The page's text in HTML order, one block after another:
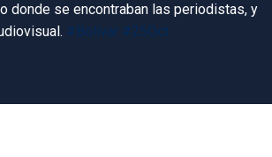
donde se encontraban las periodistas, y
#Bolívar #25Oct